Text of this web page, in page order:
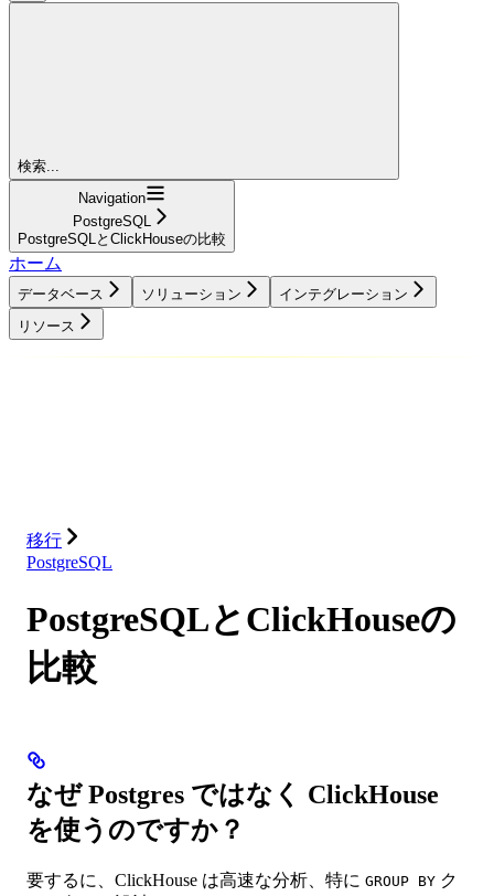
検索...
Navigation
PostgreSQL
PostgreSQLとClickHouseの比較
ホーム
データベース ソリューション
インテグレーション
リソース
移行
PostgreSQL
PostgreSQLとClickHouseの
比較
なぜ Postgres ではなく ClickHouse
を使うのですか？
要するに、ClickHouse は高速な分析、特に GROUP BY ク